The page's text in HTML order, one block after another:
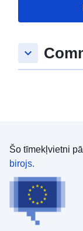
keyboard_arrow_down
Šo tīmekļvietni
birojs.